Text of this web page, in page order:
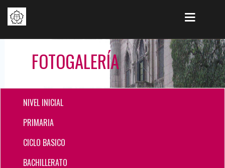
FOTOGALERÍA
NIVEL INICIAL
PRIMARIA
CICLO BASICO
BACHILLERATO